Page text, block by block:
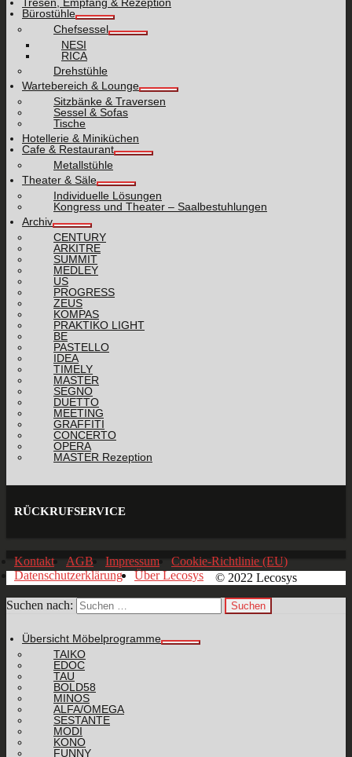
Bürostühle
Chefsessel
NESI
RICA
Drehstühle
Wartebereich & Lounge
Sitzbänke & Traversen
Sessel & Sofas
Tische
Hotellerie & Miniküchen
Cafe & Restaurant
Metallstühle
Theater & Säle
Individuelle Lösungen
Kongress und Theater – Saalbestuhlungen
Archiv
CENTURY
ARKITRE
SUMMIT
MEDLEY
US
PROGRESS
ZEUS
KOMPAS
PRAKTIKO LIGHT
BE
PASTELLO
IDEA
TIMELY
MASTER
SEGNO
DUETTO
MEETING
GRAFFITI
CONCERTO
OPERA
MASTER Rezeption
RÜCKRUFSERVICE
Kontakt AGB Impressum
Cookie-Richtlinie (EU)
Datenschutzerklärung
Über Lecosys © 2022 Lecosys
Suchen nach:
Übersicht Möbelprogramme
TAIKO
EDOC
TAU
BOLD58
MINOS
ALFA/OMEGA
SESTANTE
MODI
KONO
FUNNY